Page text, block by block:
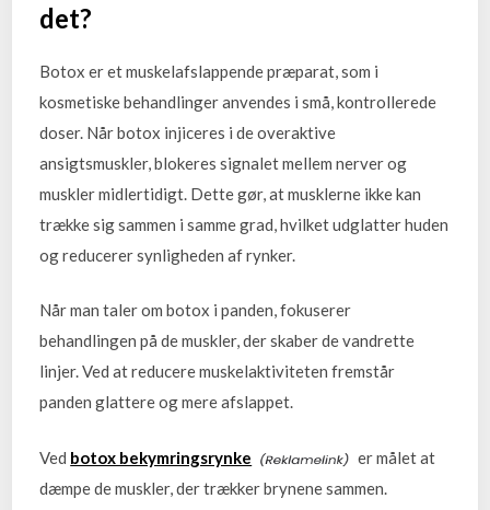
det?
Botox er et muskelafslappende præparat, som i
kosmetiske behandlinger anvendes i små, kontrollerede
doser. Når botox injiceres i de overaktive
ansigtsmuskler, blokeres signalet mellem nerver og
muskler midlertidigt. Dette gør, at musklerne ikke kan
trække sig sammen i samme grad, hvilket udglatter huden
og reducerer synligheden af rynker.
Når man taler om botox i panden, fokuserer
behandlingen på de muskler, der skaber de vandrette
linjer. Ved at reducere muskelaktiviteten fremstår
panden glattere og mere afslappet.
Ved botox bekymringsrynke
er målet at
dæmpe de muskler, der trækker brynene sammen.